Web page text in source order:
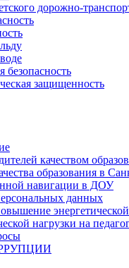
дорожно-
защищенность
качеством
образования в
навигации в ДОУ
данных
нагрузки на